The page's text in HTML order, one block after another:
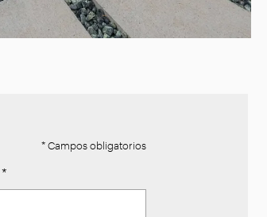
* Campos obligatorios
*